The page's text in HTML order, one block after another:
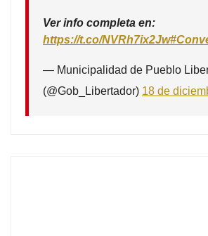
Ver info completa en:
https://t.co/NVRh7ix2Jw
— Municipalidad de Pueblo
(@Gob_Libertador) 18 de